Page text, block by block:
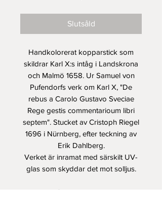
Slutsåld
Handkolorerat kopparstick som
skildrar Karl X:s intåg i Landskrona
och Malmö 1658. Ur Samuel von
Pufendorfs verk om Karl X, "De
rebus a Carolo Gustavo Sveciae
Rege gestis commentarioum libri
septem". Stucket av Cristoph Riegel
1696 i Nürnberg, efter teckning av
Erik Dahlberg.
Verket är inramat med särskilt UV-
glas som skyddar det mot solljus.
Skick: Utmärkt.